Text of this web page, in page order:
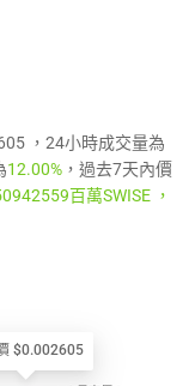
，24小時成交量為
12.00% ，過去7天內價
百萬SWISE ，
$0.002605